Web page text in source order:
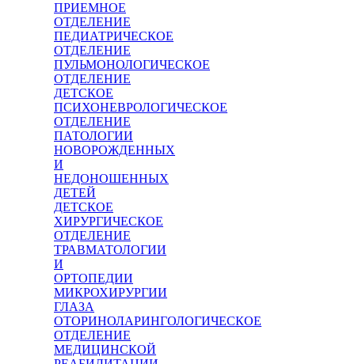
ПРИЕМНОЕ
ОТДЕЛЕНИЕ
ПЕДИАТРИЧЕСКОЕ
ОТДЕЛЕНИЕ
ПУЛЬМОНОЛОГИЧЕСКОЕ
ОТДЕЛЕНИЕ
ДЕТСКОЕ
ПСИХОНЕВРОЛОГИЧЕСКОЕ
ОТДЕЛЕНИЕ
ПАТОЛОГИИ
НОВОРОЖДЕННЫХ
И
НЕДОНОШЕННЫХ
ДЕТЕЙ
ДЕТСКОЕ
ХИРУРГИЧЕСКОЕ
ОТДЕЛЕНИЕ
ТРАВМАТОЛОГИИ
И
ОРТОПЕДИИ
МИКРОХИРУРГИИ
ГЛАЗА
ОТОРИНОЛАРИНГОЛОГИЧЕСКОЕ
ОТДЕЛЕНИЕ
МЕДИЦИНСКОЙ